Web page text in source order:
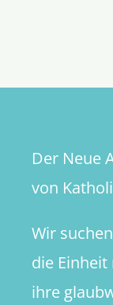
Der Neue
von
Wir
die
ihre